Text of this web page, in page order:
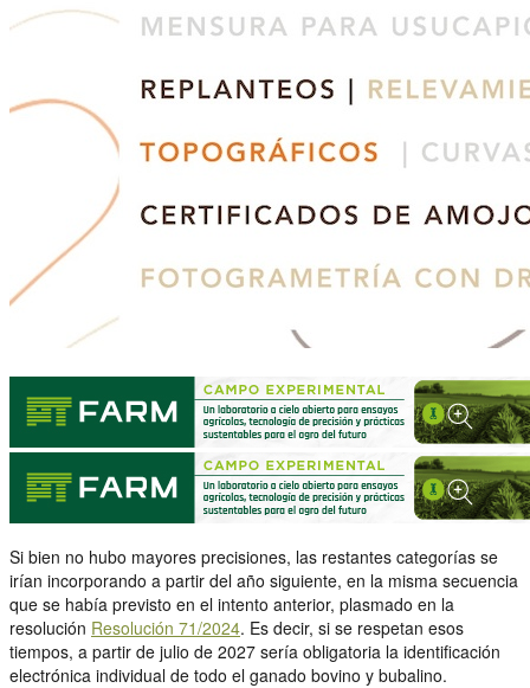
Si bien no hubo mayores precisiones, las restantes categorías se
irían incorporando a partir del año siguiente, en la misma secuencia
que se había previsto en el intento anterior, plasmado en la
resolución Resolución 71/2024. Es decir, si se respetan esos
tiempos, a partir de julio de 2027 sería obligatoria la identificación
electrónica individual de todo el ganado bovino y bubalino.